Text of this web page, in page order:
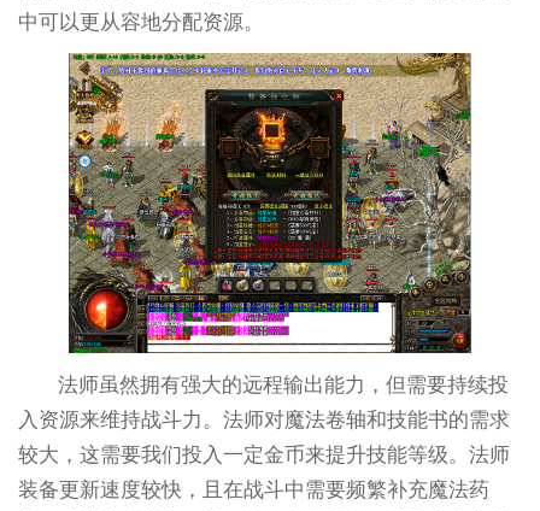
中可以更从容地分配资源。
法师虽然拥有强大的远程输出能力，但需要持续投
入资源来维持战斗力。法师对魔法卷轴和技能书的需求
较大，这需要我们投入一定金币来提升技能等级。法师
装备更新速度较快，且在战斗中需要频繁补充魔法药